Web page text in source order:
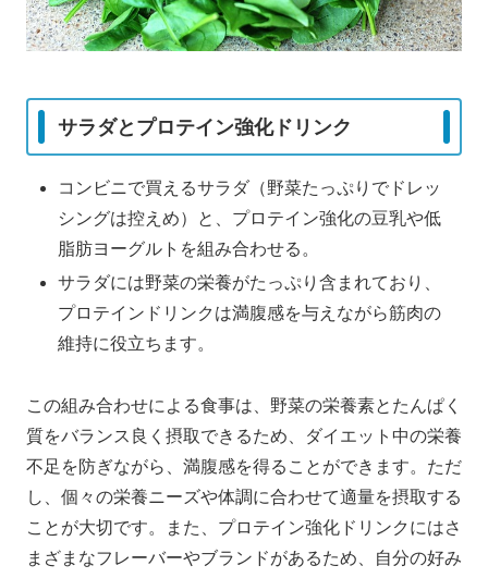
サラダとプロテイン強化ドリンク
コンビニで買えるサラダ（野菜たっぷりでドレッ
シングは控えめ）と、プロテイン強化の豆乳や低
脂肪ヨーグルトを組み合わせる。
サラダには野菜の栄養がたっぷり含まれており、
プロテインドリンクは満腹感を与えながら筋肉の
維持に役立ちます。
この組み合わせによる食事は、野菜の栄養素とたんぱく
質をバランス良く摂取できるため、ダイエット中の栄養
不足を防ぎながら、満腹感を得ることができます。ただ
し、個々の栄養ニーズや体調に合わせて適量を摂取する
ことが大切です。また、プロテイン強化ドリンクにはさ
まざまなフレーバーやブランドがあるため、自分の好み